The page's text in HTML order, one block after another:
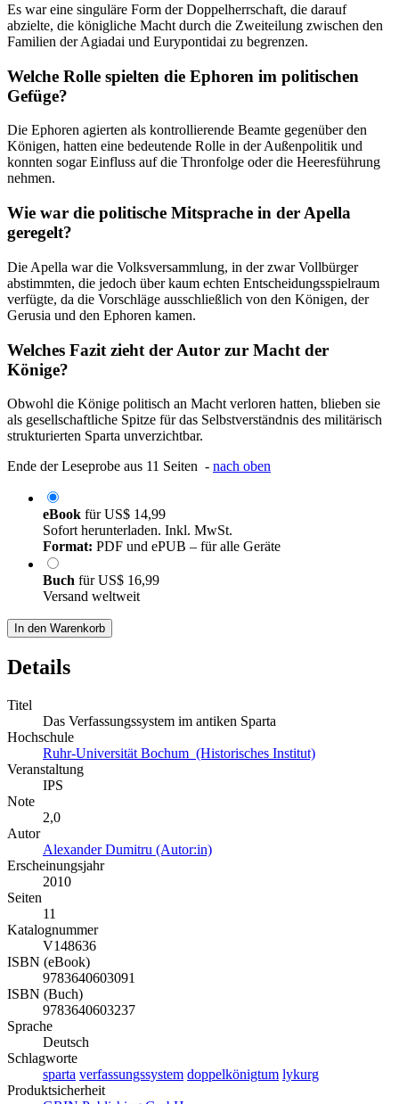
Es war eine singuläre Form der Doppelherrschaft, die darauf
abzielte, die königliche Macht durch die Zweiteilung zwischen den
Familien der Agiadai und Eurypontidai zu begrenzen.
Welche Rolle spielten die Ephoren im politischen
Gefüge?
Die Ephoren agierten als kontrollierende Beamte gegenüber den
Königen, hatten eine bedeutende Rolle in der Außenpolitik und
konnten sogar Einfluss auf die Thronfolge oder die Heeresführung
nehmen.
Wie war die politische Mitsprache in der Apella
geregelt?
Die Apella war die Volksversammlung, in der zwar Vollbürger
abstimmten, die jedoch über kaum echten Entscheidungsspielraum
verfügte, da die Vorschläge ausschließlich von den Königen, der
Gerusia und den Ephoren kamen.
Welches Fazit zieht der Autor zur Macht der
Könige?
Obwohl die Könige politisch an Macht verloren hatten, blieben sie
als gesellschaftliche Spitze für das Selbstverständnis des militärisch
strukturierten Sparta unverzichtbar.
Ende der Leseprobe aus 11 Seiten - nach oben
eBook fürUS$ 14,99
Sofort herunterladen. Inkl. MwSt.
Format: PDF und ePUB – für alle Geräte
Buch fürUS$ 16,99
Versand weltweit
In den Warenkorb
Details
Titel
Das Verfassungssystem im antiken Sparta
Hochschule
Ruhr-Universität Bochum (Historisches Institut)
Veranstaltung
IPS
Note
2,0
Autor
Alexander Dumitru (Autor:in)
Erscheinungsjahr
2010
Seiten
11
Katalognummer
V148636
ISBN (eBook)
9783640603091
ISBN (Buch)
9783640603237
Sprache
Deutsch
Schlagworte
sparta verfassungssystem doppelkönigtum lykurg
Produktsicherheit